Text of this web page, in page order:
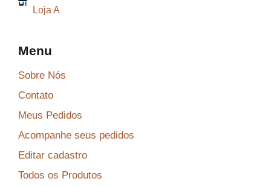
Loja A
Menu
Sobre Nós
Contato
Meus Pedidos
Acompanhe seus pedidos
Editar cadastro
Todos os Produtos